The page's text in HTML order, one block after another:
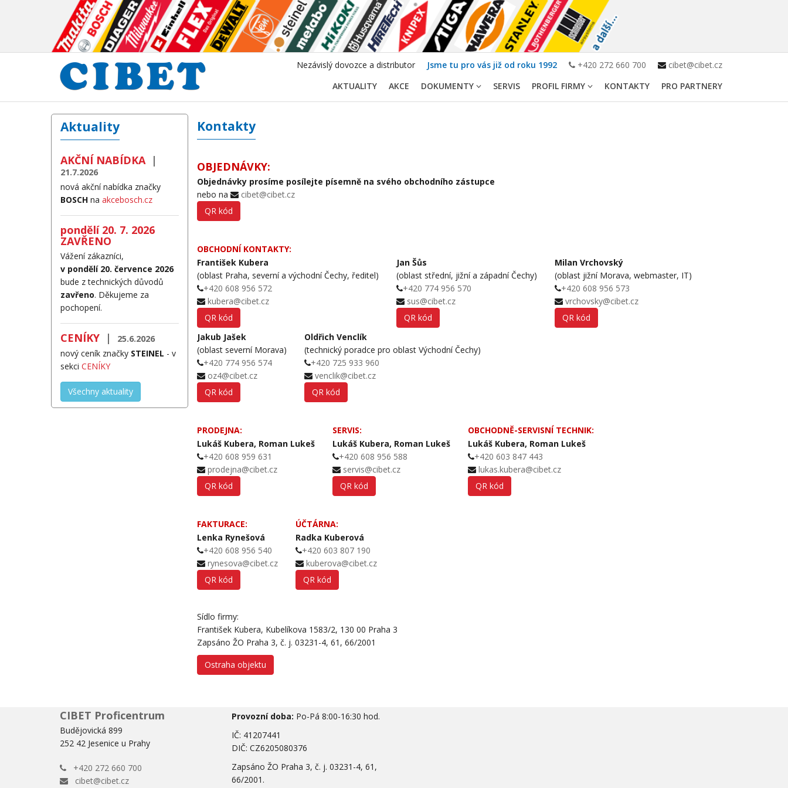
cibet@cibet.cz
+420 272 660 700
Jsme tu pro vás již od roku 1992
Nezávislý dovozce a distributor
AKTUALITY
AKCE DOKUMENTY SERVIS PROFIL FIRMY KONTAKTY PRO PARTNERY
Aktuality
AKČNÍ NABÍDKA|
21.7.2026
nová akční nabídka značky
BOSCH na akcebosch.cz
pondělí 20. 7. 2026
ZAVŘENO
Vážení zákazníci,
v pondělí 20. července 2026
bude z technických důvodů
zavřeno. Děkujeme za
pochopení.
CENÍKY |
25.6.2026
nový ceník značky STEINEL - v
sekci CENÍKY
Všechny aktuality
Kontakty
OBJEDNÁVKY:
Objednávky prosíme posílejte písemně na svého obchodního zástupce
nebo na
cibet@cibet.cz
QR kód
OBCHODNÍ KONTAKTY:
František Kubera
(oblast Praha, severní a východní Čechy, ředitel)
+420 608 956 572
kubera@cibet.cz
QR kód
Jan Šůs
(oblast střední, jižní a západní Čechy)
+420 774 956 570
sus@cibet.cz
QR kód
Milan Vrchovský
(oblast jižní Morava, webmaster, IT)
+420 608 956 573
vrchovsky@cibet.cz
QR kód
Jakub Jašek
(oblast severní Morava)
+420 774 956 574
oz4@cibet.cz
QR kód
Oldřich Venclík
(technický poradce pro oblast Východní Čechy)
+420 725 933 960
venclik@cibet.cz
QR kód
PRODEJNA:
Lukáš Kubera, Roman Lukeš
+420 608 959 631
prodejna@cibet.cz
QR kód
SERVIS:
Lukáš Kubera, Roman Lukeš
+420 608 956 588
servis@cibet.cz
QR kód
OBCHODNĚ-SERVISNÍ TECHNIK:
Lukáš Kubera, Roman Lukeš
+420 603 847 443
lukas.kubera@cibet.cz
QR kód
FAKTURACE:
Lenka Rynešová
+420 608 956 540
rynesova@cibet.cz
QR kód
ÚČTÁRNA:
Radka Kuberová
+420 603 807 190
kuberova@cibet.cz
QR kód
Sídlo firmy:
František Kubera, Kubelíkova 1583/2, 130 00 Praha 3
Zapsáno ŽO Praha 3, č. j. 03231-4, 61, 66/2001
Ostraha objektu
CIBET Proficentrum
Budějovická 899
252 42 Jesenice u Prahy
+420 272 660 700
cibet@cibet.cz
Provozní doba: Po-Pá 8:00-16:30 hod.
IČ: 41207441
DIČ: CZ6205080376
Zapsáno ŽO Praha 3, č. j. 03231-4, 61,
66/2001.